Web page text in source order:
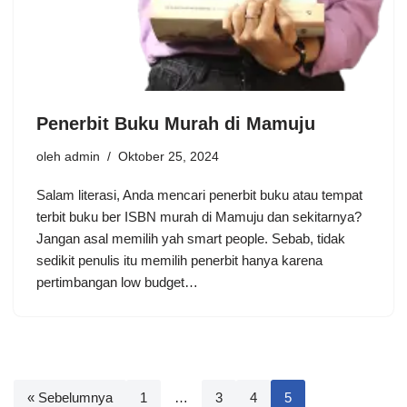
Penerbit Buku Murah di Mamuju
oleh admin Oktober 25, 2024
Salam literasi, Anda mencari penerbit buku atau tempat
terbit buku ber ISBN murah di Mamuju dan sekitarnya?
Jangan asal memilih yah smart people. Sebab, tidak
sedikit penulis itu memilih penerbit hanya karena
pertimbangan low budget…
« Sebelumnya 1 … 3 4 5